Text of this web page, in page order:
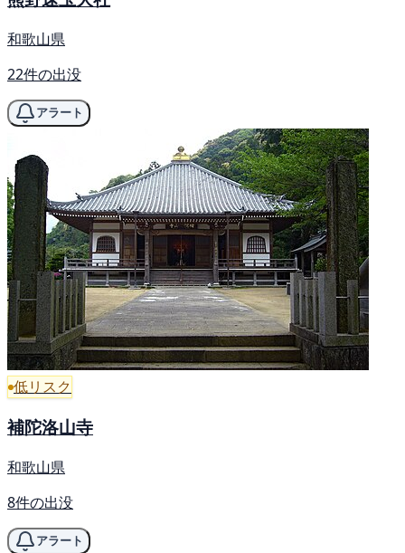
和歌山県
22件の出没
アラート
低リスク
補陀洛山寺
和歌山県
8件の出没
アラート